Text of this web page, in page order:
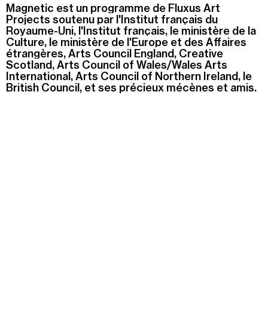
Visite ludique "Jardin des neufs soleils". Pour les
20 mois - 3 ans
Jeudi 20 août
19h00-22h30
Terrasses nocturnes avec DJ sets
Magnetic est un programme de Fluxus Art
Projects soutenu par l'Institut français du
Royaume-Uni, l'Institut français, le ministère de la
Culture, le ministère de l'Europe et des Affaires
étrangères, Arts Council England, Creative
Scotland, Arts Council of Wales/Wales Arts
International, Arts Council of Northern Ireland, le
British Council, et ses précieux mécènes et amis.